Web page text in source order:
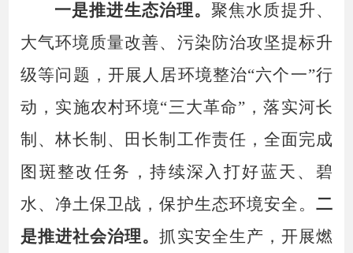
一是推进生态治理。 聚焦水质提升、
大气环境质量改善、污染防治攻坚提标升
级等问题， 开展人居环境整治“六个一”行
动，实施农村环境“三大革命”，落实河长
制、林长制、田长制工作责任， 全面完成
图斑整改任务 ，持续深入打好蓝天、碧
水、净土保卫战，保护生态环境安全。 二
是推进社会治理。抓实安全生产，开展燃